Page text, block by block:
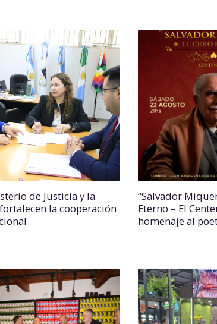
de Justicia y la
la cooperación
“Salvador
Eterno – El
homenaje al